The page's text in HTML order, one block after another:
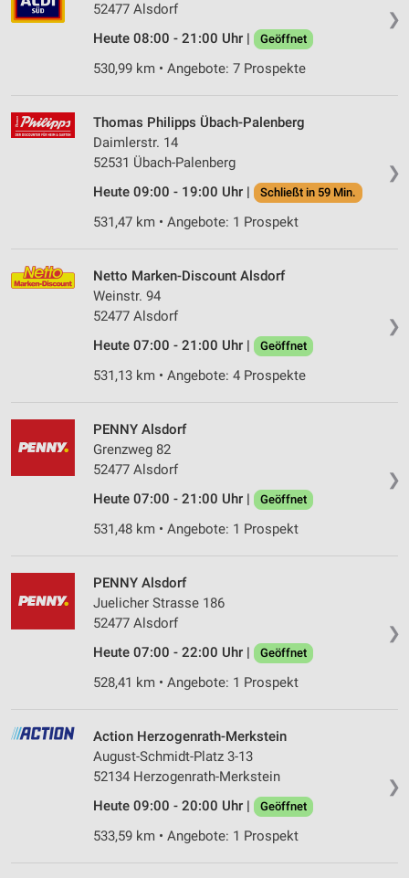
❯
52477 Alsdorf
Heute 08:00 - 21:00 Uhr |
Geöffnet
530,99 km • Angebote: 7 Prospekte
❯
Thomas Philipps Übach-Palenberg
Daimlerstr. 14
52531 Übach-Palenberg
Heute 09:00 - 19:00 Uhr |
Schließt in 59 Min.
531,47 km • Angebote: 1 Prospekt
❯
Netto Marken-Discount Alsdorf
Weinstr. 94
52477 Alsdorf
Heute 07:00 - 21:00 Uhr |
Geöffnet
531,13 km • Angebote: 4 Prospekte
❯
PENNY Alsdorf
Grenzweg 82
52477 Alsdorf
Heute 07:00 - 21:00 Uhr |
Geöffnet
531,48 km • Angebote: 1 Prospekt
❯
PENNY Alsdorf
Juelicher Strasse 186
52477 Alsdorf
Heute 07:00 - 22:00 Uhr |
Geöffnet
528,41 km • Angebote: 1 Prospekt
❯
Action Herzogenrath-Merkstein
August-Schmidt-Platz 3-13
52134 Herzogenrath-Merkstein
Heute 09:00 - 20:00 Uhr |
Geöffnet
533,59 km • Angebote: 1 Prospekt